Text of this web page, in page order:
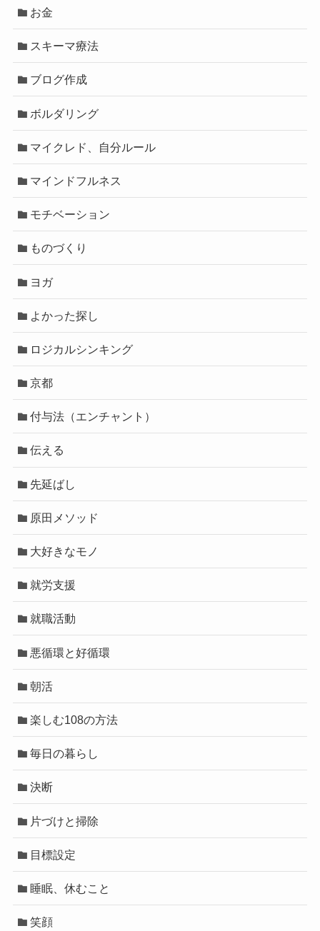
お金
スキーマ療法
ブログ作成
ボルダリング
マイクレド、自分ルール
マインドフルネス
モチベーション
ものづくり
ヨガ
よかった探し
ロジカルシンキング
京都
付与法（エンチャント）
伝える
先延ばし
原田メソッド
大好きなモノ
就労支援
就職活動
悪循環と好循環
朝活
楽しむ108の方法
毎日の暮らし
決断
片づけと掃除
目標設定
睡眠、休むこと
笑顔